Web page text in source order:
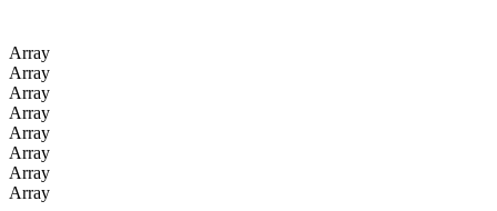
Array
Array
Array
Array
Array
Array
Array
Array